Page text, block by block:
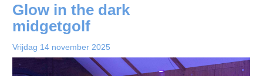
Glow in the dark
midgetgolf
Vrijdag 14 november 2025